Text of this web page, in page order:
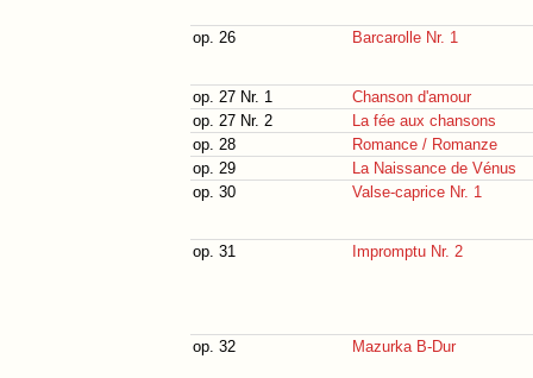
op. 26 Barcarolle Nr. 1
op. 27 Nr. 1
Chanson d'amour
op. 27 Nr. 2
La fée aux chansons
op. 28
Romance / Romanze
op. 29
La Naissance de Vénus
op. 30
Valse-caprice Nr. 1
op. 31 Impromptu Nr. 2
op. 32 Mazurka B-Dur